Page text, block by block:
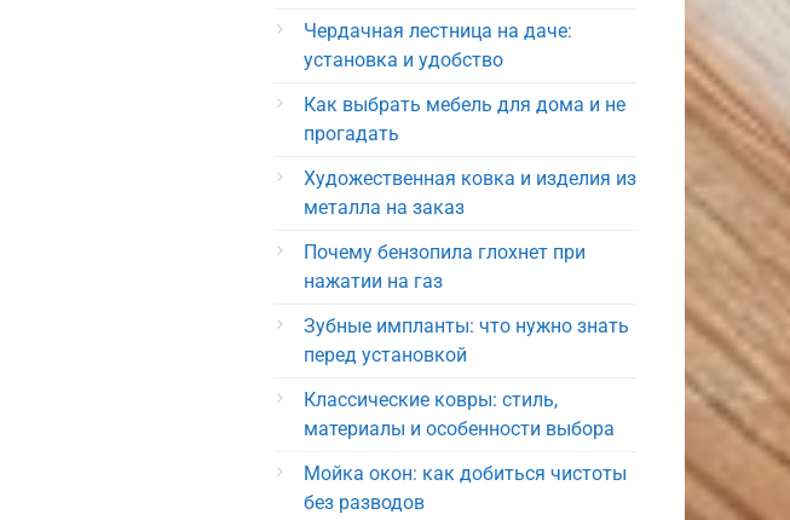
Чердачная лестница на даче:
установка и удобство
Как выбрать мебель для дома и не
прогадать
Художественная ковка и изделия из
металла на заказ
Почему бензопила глохнет при
нажатии на газ
Зубные импланты: что нужно знать
перед установкой
Классические ковры: стиль,
материалы и особенности выбора
Мойка окон: как добиться чистоты
без разводов